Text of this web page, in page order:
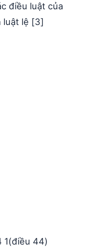
điều luật của
luật lệ [3]
1(điều 44)